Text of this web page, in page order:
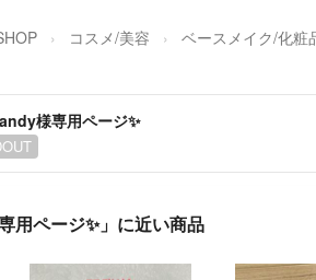
コスメ/美容 ベースメイク/化粧
様専用ページ✨
用ページ✨」に近い商品